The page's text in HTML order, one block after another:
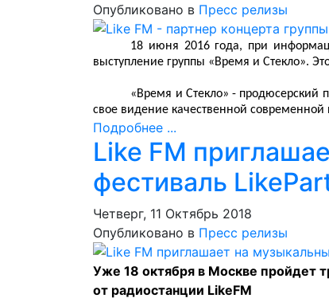
Опубликовано в Пресс релизы
18 июня 2016 года, при
выступление группы «Время и Стекло».
«Время и Стекло» - продюсерский
свое видение качественной современной
Подробнее ...
Like FM
фестиваль
Четверг, 11 Октябрь 2018
Опубликовано в Пресс релизы
Уже 18 октября в Москве пройдет
от радиостанции LikeFM